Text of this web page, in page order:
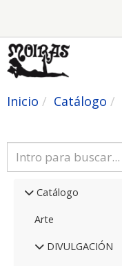
Inicio Catálogo
Catálogo
Arte
DIVULGACIÓN